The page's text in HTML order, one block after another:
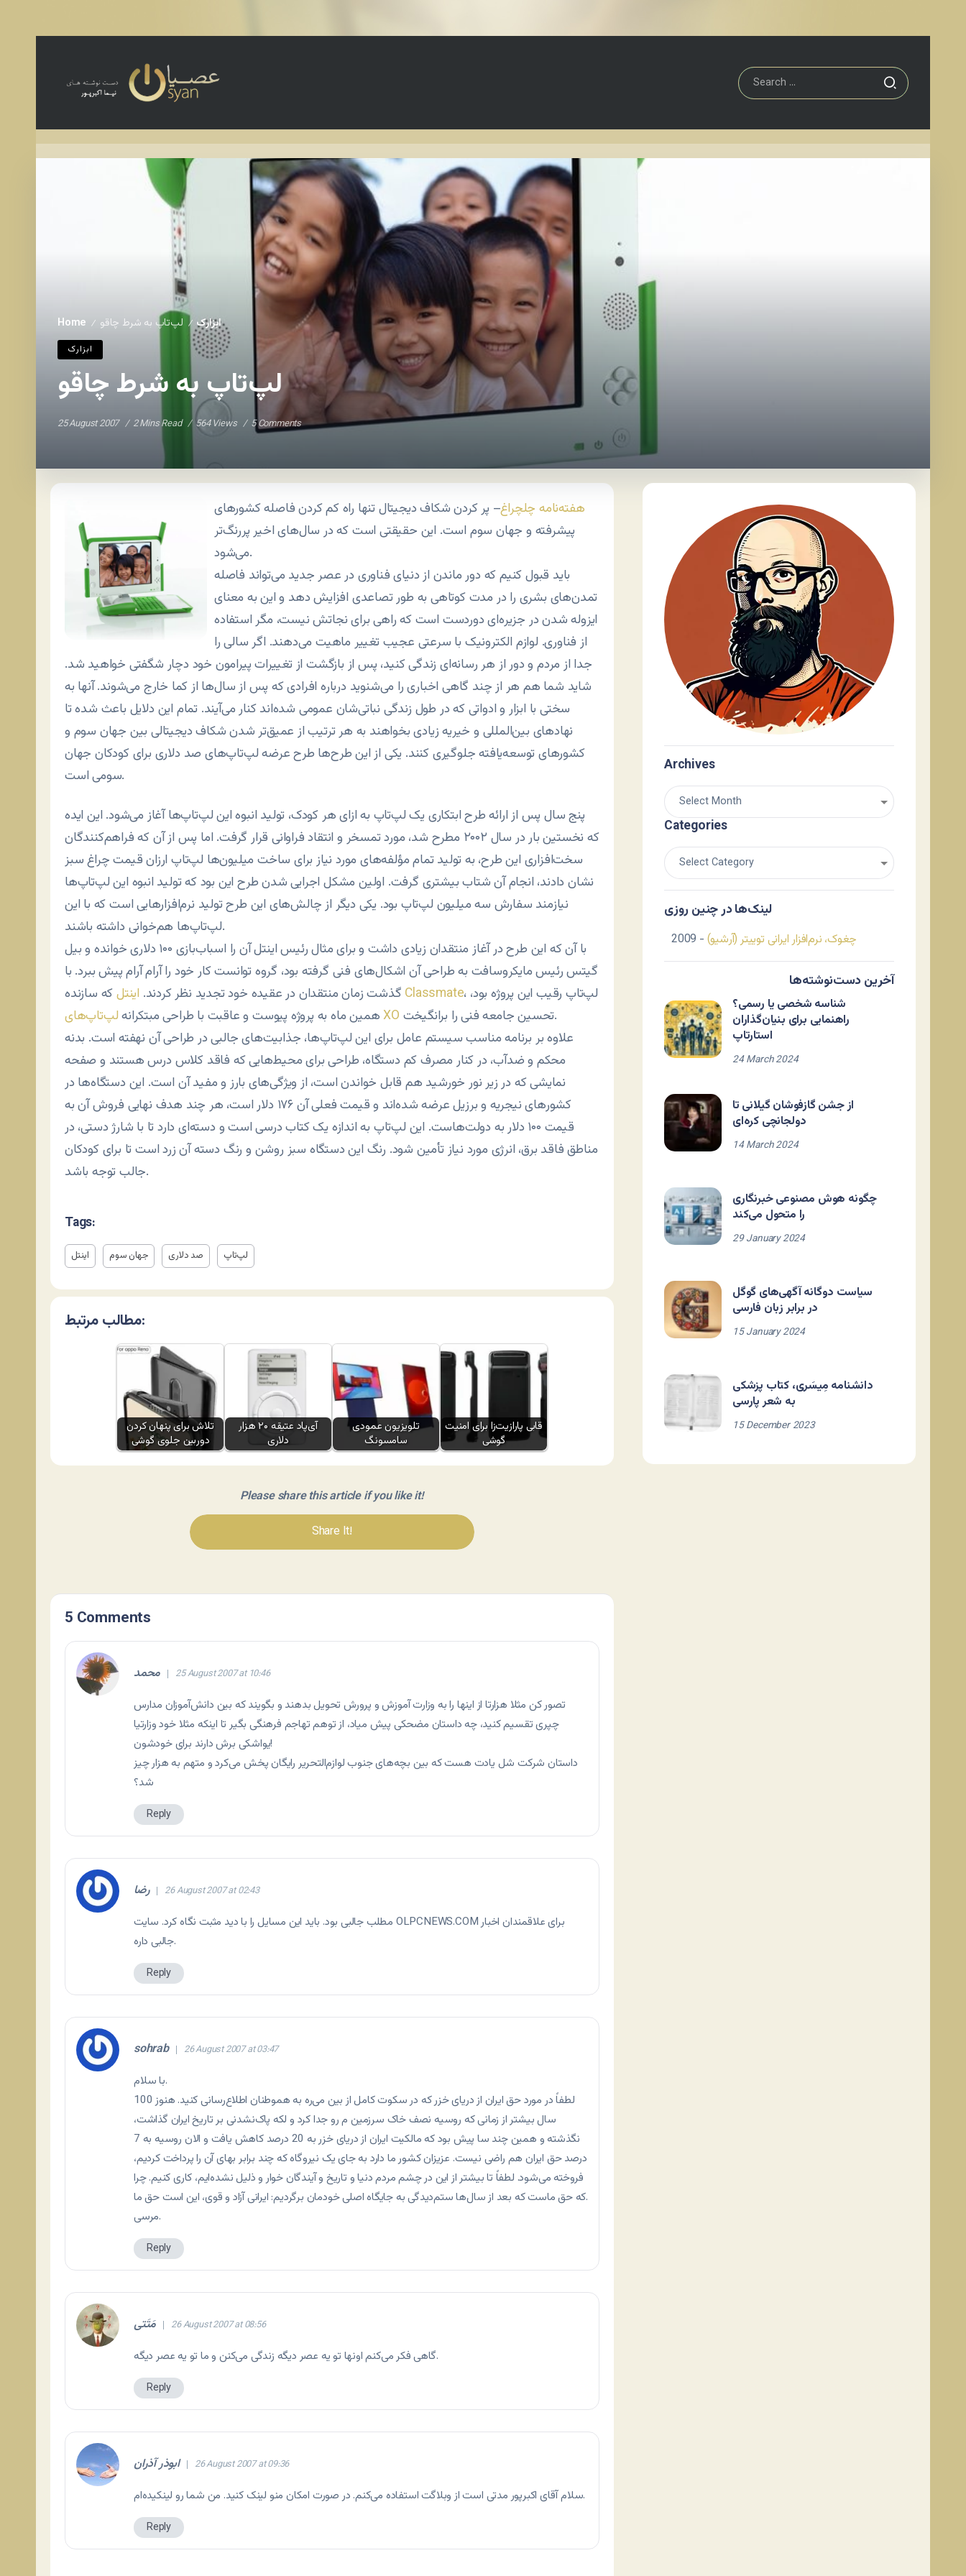
Home / ابزارک / لپ‌تاپ به شرط چاقو
ابزارک
لپ‌تاپ به شرط چاقو
25 August 2007 2 Mins Read 564 Views 5 Comments
هفته‌نامه چلچراغ– پر کردن شکاف دیجیتال تنها راه کم کردن فاصله کشورهای
پیشرفته و جهان سوم است. این حقیقتی است که در سال‌های اخیر پررنگ‌تر
می‌شود.
باید قبول کنیم که دور ماندن از دنیای فناوری در عصر جدید می‌تواند فاصله
تمدن‌های بشری را در مدت کوتاهی به طور تصاعدی افزایش دهد و این به معنای
ایزوله شدن در جزیره‌ای دوردست است که راهی برای نجاتش نیست، مگر استفاده
از فناوری. لوازم الکترونیک با سرعتی عجیب تغییر ماهیت می‌دهند. اگر سالی را
جدا از مردم و دور از هر رسانه‌ای زندگی کنید، پس از بازگشت از تغییرات پیرامون خود دچار شگفتی خواهید شد.
شاید شما هم هر از چند گاهی اخباری را می‌شنوید درباره افرادی که پس از سال‌ها از کما خارج می‌شوند. آنها به
سختی با ابزار و ادواتی که در طول زندگی نباتی‌شان عمومی شده‌اند کنار می‌آیند. تمام این دلایل باعث شده تا
نهادهای بین‌المللی و خیریه زیادی بخواهند به هر ترتیب از عمیق‌تر شدن شکاف دیجیتالی بین جهان سوم و
کشورهای توسعه‌یافته جلوگیری کنند. یکی از این طرح‌ها طرح عرضه لپ‌تاپ‌های صد دلاری برای کودکان جهان
سومی است.
پنج سال پس از ارائه طرح ابتکاری یک لپ‌تاپ به ازای هر کودک، تولید انبوه این لپ‌تاپ‌ها آغاز می‌شود. این ایده
که نخستین بار در سال ۲۰۰۲ مطرح شد، مورد تمسخر و انتقاد فراوانی قرار گرفت. اما پس از آن که فراهم‌کنندگان
سخت‌افزاری این طرح، به تولید تمام مؤلفه‌های مورد نیاز برای ساخت میلیون‌ها لپ‌تاپ ارزان قیمت چراغ سبز
نشان دادند، انجام آن شتاب بیشتری گرفت. اولین مشکل اجرایی شدن طرح این بود که تولید انبوه این لپ‌تاپ‌ها
نیازمند سفارش سه میلیون لپ‌تاپ بود. یکی دیگر از چالش‌های این طرح تولید نرم‌افزارهایی است که با این
لپ‌تاپ‌ها هم‌خوانی داشته باشند.
با آن که این طرح در آغاز منتقدان زیادی داشت و برای مثال رئیس اینتل آن را اسباب‌بازی ۱۰۰ دلاری خوانده و بیل
گیتس رئیس مایکروسافت به طراحی آن اشکال‌های فنی گرفته بود،‌ گروه توانست کار خود را آرام آرام پیش ببرد. با
گذشت زمان منتقدان در عقیده خود تجدید نظر کردند. اینتل Classmate، لپ‌تاپ رقیب این پروژه بود،‌
همین ماه به پروژه پیوست و عاقبت با طراحی مبتکرانهلپ‌تاپ‌های XO
تحسین جامعه فنی را برانگیخت.
علاوه بر برنامه مناسب سیستم عامل برای این لپ‌تاپ‌ها، جذابیت‌های جالبی در طراحی آن نهفته است. بدنه
محکم و ضدآب، در کنار مصرف کم دستگاه، طراحی برای محیط‌هایی که فاقد کلاس درس هستند و صفحه
نمایشی که در زیر نور خورشید هم قابل خواندن است، از ویژگی‌های بارز و مفید آن است. این دستگاه‌ها در
کشورهای نیجریه و برزیل عرضه شده‌اند و قیمت فعلی آن ۱۷۶ دلار است، هر چند هدف نهایی فروش آن به
قیمت ۱۰۰ دلار به دولت‌هاست. این لپ‌تاپ به اندازه یک کتاب درسی است و دسته‌ای دارد تا با شارژ دستی، در
مناطق فاقد برق، انرژی مورد نیاز تأمین شود. رنگ این دستگاه سبز روشن و رنگ دسته آن زرد است تا برای کودکان
جالب توجه باشد.
Tags:
اینتل جهان سوم صد دلاری لپ‌تاپ
مطالب مرتبط:
تلاش برای پنهان کردن
دوربین جلوی گوشی
آی‌پاد عتیقه ۲۰ هزار
دلاری
تلویزیون عمودی
سامسونگ
قابی پارازیت‌زا برای امنیت
گوشی
Please share this article if you like it!
Share It!
5 Comments
محمد 25 August 2007 at 10:46
تصور کن مثلا هزارتا از اینها را به وزارت آموزش و پرورش تحویل بدهند و بگویند که بین دانش‌آموزان مدارس
چپری تقسیم کنید، چه داستان مضحکی پیش میاد،‌ از توهم تهاجم فرهنگی بگیر تا اینکه مثلا خود وزارتیا
یواشکی برش دارند برای خودشون!
داستان شرکت شل یادت هست که بین بچه‌های جنوب لوازم‌التحریر رایگان پخش می‌کرد و متهم به هزار چیز
شد؟
Reply
رضا 26 August 2007 at 02:43
مطلب جالبی بود. باید این مسایل را با دید مثبت نگاه کرد. سایت OLPCNEWS.COM برای علاقمندان اخبار
جالبی داره.
Reply
sohrab 26 August 2007 at 03:47
با سلام.
لطفاً در مورد حق ایران از دریای خزر که در سکوت کامل از بین می‌ره به هموطنان اطلاع‌رسانی کنید. هنوز 100
سال بیشتر از زمانی که روسیه نصف خاک سرزمین م رو جدا کرد و لکه پاک‌نشدنی بر تاریخ ایران گذاشت،
نگذشته و همین چند سا پیش بود که مالکیت ایران از دریای خزر به 20 درصد کاهش یافت و الان روسیه به 7
درصد حق ایران هم راضی نیست. عزیزان کشور ما دارد به جای یک نیروگاه که چند برابر بهای آن را پرداخت کردیم،
فروخته می‌شود. لطفاً تا بیشتر از این در چشم مردم دنیا و تاریخ و آیندگان خوار و ذلیل نشده‌ایم، کاری کنیم. چرا
که حق ماست که بعد از سال‌ها ستم‌دیدگی به جایگاه اصلی خودمان برگردیم: ایرانی آزاد و قوی، این است حق ما.
مرسی.
Reply
مَتَتی 26 August 2007 at 08:56
گاهی فکر می‌کنم اونها تو یه عصر دیگه زندگی می‌کنن و ما تو یه عصر دیگه.
Reply
ابوذر آذران 26 August 2007 at 09:36
سلام آقای اکبرپور مدتی است از وبلاگت استفاده می‌کنم. در صورت امکان منو لینک کنید. من شما رو لینکیده‌ام.
Reply
Archives
Categories
لینک‌ها در چنین روزی
چغوک، نرم‌افزار ایرانی توییتر (آرشیو) - 2009
آخرین دست‌نوشته‌ها
شناسه شخصی یا رسمی؟
راهنمایی برای بنیان‌گذاران
استارتاپ
24 March 2024
از جشن گازفوشان گیلانی تا
دولجانچی کره‌ای
14 March 2024
چگونه هوش مصنوعی خبرنگاری
را متحول می‌کند
29 January 2024
سیاست دوگانه آگهی‌های گوگل
در برابر زبان فارسی
15 January 2024
دانشنامه مِیسَری، کتاب پزشکی
به شعر پارسی
15 December 2023